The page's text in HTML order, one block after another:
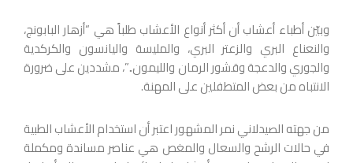
وبيّن أطباء أعشاب أن أكثر أنواع الأعشاب طلباً هي “أزهار البابونج،
والنعناع البري والزعتر البري، والمليسة واليانسون والكركدية
والجوري والدعجة وقشور الرمان والليمون..”، مشددين على ضرورة
الانتباه من بعض المتطفلين على المهنة.
من جهته الصيدلاني نمر المشهور اعتبر أن استخدام الأعشاب الطبية
في حالات الرشح والسعال والمغص هي عناصر مساندة ومكملة